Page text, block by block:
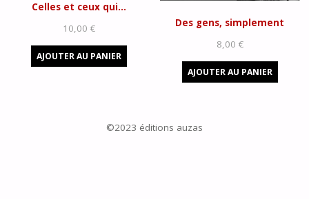
Celles et ceux qui…
10,00€
AJOUTER AU PANIER
Des gens, simplement
8,00 €
AJOUTER AU PANIER
©2023 éditions auzas